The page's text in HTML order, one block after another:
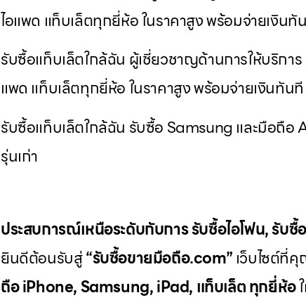
ไอแพด แท็บเล็ตทุกยี่ห้อ ในราคาสูง พร้อมจ่ายเงินทั
รับซื้อแท็บเล็ตใกล้ฉัน ผู้เชี่ยวชาญด้านการให้บริกา
แพด แท็บเล็ตทุกยี่ห้อ ในราคาสูง พร้อมจ่ายเงินทั
รับซื้อแท็บเล็ตใกล้ฉัน รับซื้อ Samsung และมือถือ
รุ่นเก่า
ประสบการณ์เหนือระดับกับการรับซื้อไอโฟน,รับซื้
ยินดีต้อนรับสู่“รับซื้อขายมือถือ.com” เว็บไซต์ที่
ถือ iPhone, Samsung, iPad, แท็บเล็ต ทุกยี่ห้อ